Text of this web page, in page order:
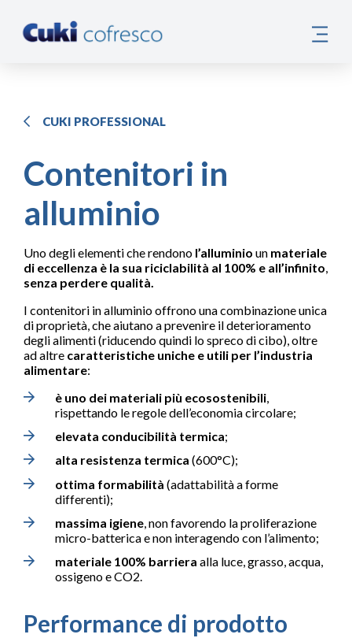
CUKI PROFESSIONAL
Contenitori in
alluminio
Uno degli elementi che rendono l’alluminio un materiale
di eccellenza è la sua riciclabilità al 100% e all’infinito,
senza perdere qualità.
I contenitori in alluminio offrono una combinazione unica
di proprietà, che aiutano a prevenire il deterioramento
degli alimenti (riducendo quindi lo spreco di cibo), oltre
ad altre caratteristiche uniche e utili per l’industria
alimentare:
è uno dei materiali più ecosostenibili,
rispettando le regole dell’economia circolare;
elevata conducibilità termica;
alta resistenza termica (600°C);
ottima formabilità (adattabilità a forme
differenti);
massima igiene , non favorendo la proliferazione
micro-batterica e non interagendo con l’alimento;
materiale 100% barriera alla luce, grasso, acqua,
ossigeno e CO2.
Performance di prodotto